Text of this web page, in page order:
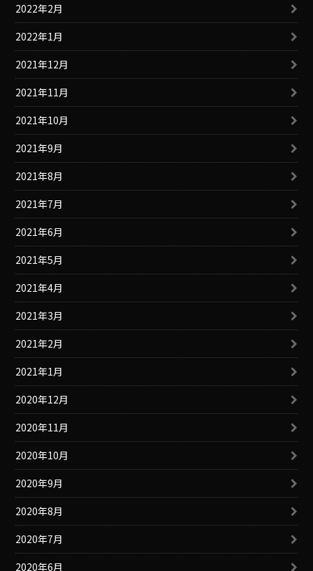
2022年2月
2022年1月
2021年12月
2021年11月
2021年10月
2021年9月
2021年8月
2021年7月
2021年6月
2021年5月
2021年4月
2021年3月
2021年2月
2021年1月
2020年12月
2020年11月
2020年10月
2020年9月
2020年8月
2020年7月
2020年6月